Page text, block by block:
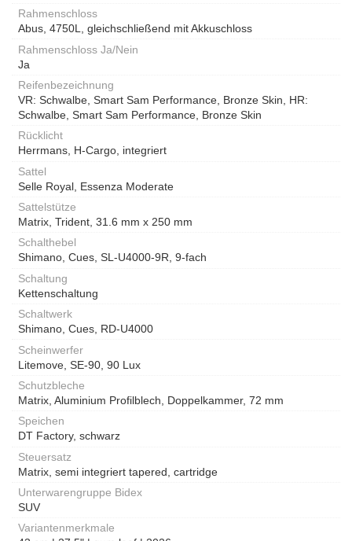
Rahmenschloss
Abus, 4750L, gleichschließend mit Akkuschloss
Rahmenschloss Ja/Nein
Ja
Reifenbezeichnung
VR: Schwalbe, Smart Sam Performance, Bronze Skin, HR:
Schwalbe, Smart Sam Performance, Bronze Skin
Rücklicht
Herrmans, H-Cargo, integriert
Sattel
Selle Royal, Essenza Moderate
Sattelstütze
Matrix, Trident, 31.6 mm x 250 mm
Schalthebel
Shimano, Cues, SL-U4000-9R, 9-fach
Schaltung
Kettenschaltung
Schaltwerk
Shimano, Cues, RD-U4000
Scheinwerfer
Litemove, SE-90, 90 Lux
Schutzbleche
Matrix, Aluminium Profilblech, Doppelkammer, 72 mm
Speichen
DT Factory, schwarz
Steuersatz
Matrix, semi integriert tapered, cartridge
Unterwarengruppe Bidex
SUV
Variantenmerkmale